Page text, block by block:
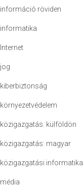
információ röviden
informatika
Internet
jog
kiberbiztonság
környezetvédelem
közigazgatás: külföldön
közigazgatás: magyar
közigazgatási informatika
média